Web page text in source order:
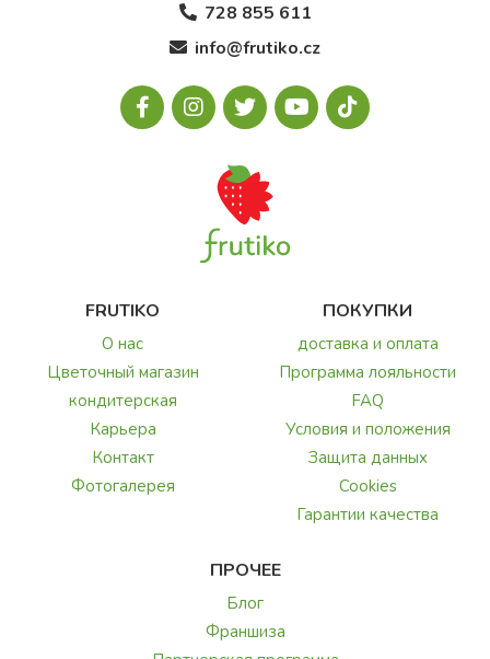
728 855 611
info@frutiko.cz
FRUTIKO
О нас
Цветочный магазин
кондитерская
Карьера
Контакт
Фотогалерея
ПОКУПКИ
доставка и оплата
Программа лояльности
FAQ
Условия и положения
Защита данных
Cookies
Гарантии качества
ПРОЧЕЕ
Блог
Франшиза